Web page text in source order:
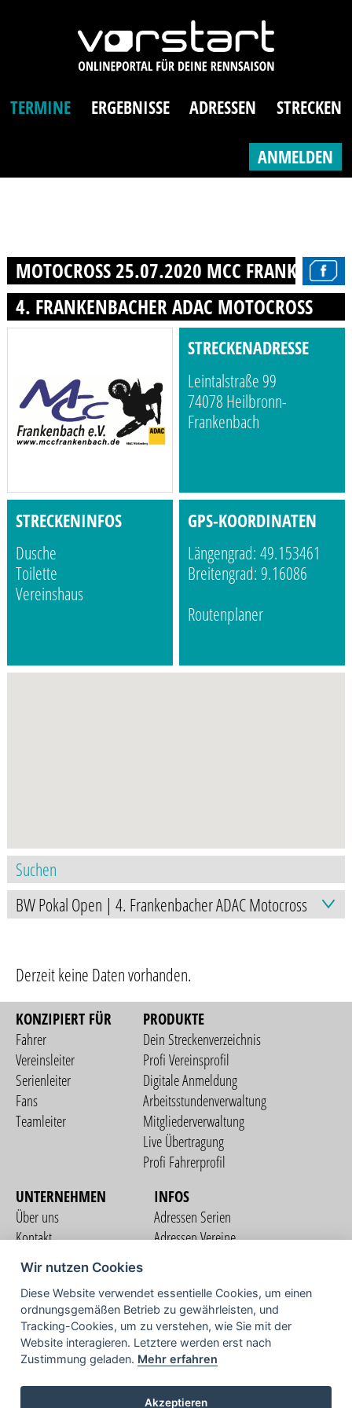
TERMINE ERGEBNISSE ADRESSEN STRECKEN
ANMELDEN
MOTOCROSS 25.07.2020 MCC
4. FRANKENBACHER ADAC MOTOCROSS
STRECKENADRESSE
Leintalstraße 99
74078 Heilbronn-
Frankenbach
STRECKENINFOS
Dusche
Toilette
Vereinshaus
GPS-KOORDINATEN
Längengrad: 49.153461
Breitengrad: 9.16086
Routenplaner
Derzeit keine Daten vorhanden.
KONZIPIERT FÜR
Fahrer
Vereinsleiter
Serienleiter
Fans
Teamleiter
PRODUKTE
Dein Streckenverzeichnis
Profi Vereinsprofil
Digitale Anmeldung
Arbeitsstundenverwaltung
Mitgliederverwaltung
Live Übertragung
Profi Fahrerprofil
UNTERNEHMEN
Über uns
Kontakt
Nutzungsbedingungen
Datenschutzerklärung
Impressum
INFOS
Adressen Serien
Adressen Vereine
COMMUNITY
TV
Wir nutzen Cookies
Diese Website verwendet essentielle Cookies, um einen
ordnungsgemäßen Betrieb zu gewährleisten, und
Tracking-Cookies, um zu verstehen, wie Sie mit der
Website interagieren. Letztere werden erst nach
Zustimmung geladen. Mehr erfahren
Akzeptieren